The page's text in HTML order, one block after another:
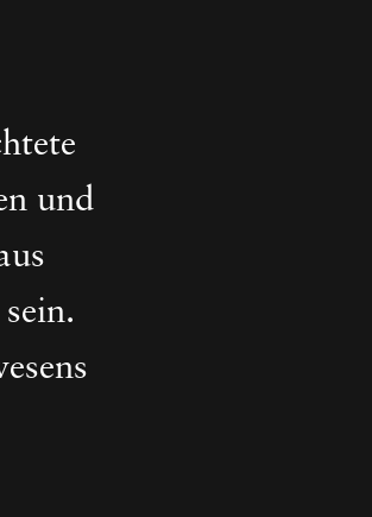
und